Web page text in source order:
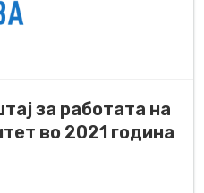
за работата на
во 2021 година